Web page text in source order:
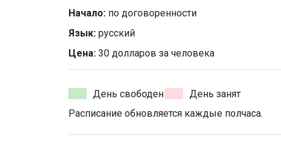
Начало: по договоренности
Язык: русский
Цена: 30 долларов за человека
День свободен
День занят
Расписание обновляется каждые полчаса.